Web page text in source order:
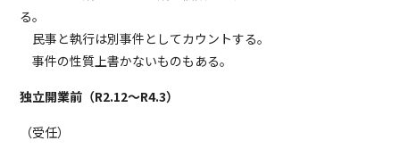
る。
民事と執行は別事件としてカウントする。
事件の性質上書かないものもある。
独立開業前（R2.12～R4.3）
（受任）